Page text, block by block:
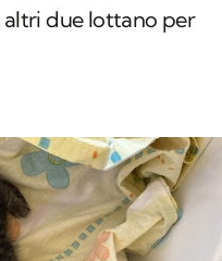
altri due lottano per